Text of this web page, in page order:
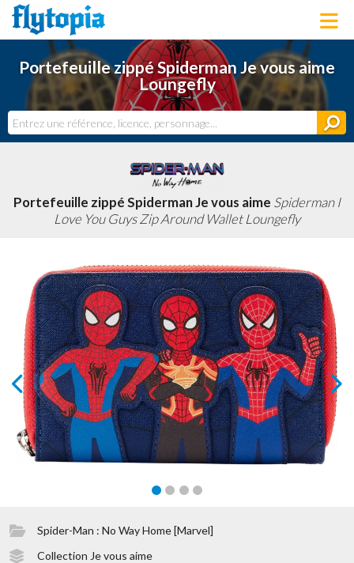
LOUNGEFLY
LICENCES
NOUVEAUTÉS
BONS PLANS
ACTUALITÉS
DERNIERS AJOUTS
Portefeuille zippé Spiderman Je vous aime
Loungefly
Portefeuille zippé Spiderman Je vous aime Spiderman I
Love You Guys Zip Around Wallet Loungefly
prev next
Spider-Man : No Way Home [Marvel]
Collection Je vous aime